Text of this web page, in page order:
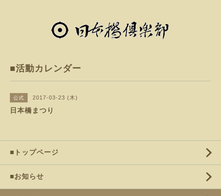
■活動カレンダー
公式 2017-03-23 (木)
日本橋まつり
■トップページ
■お知らせ